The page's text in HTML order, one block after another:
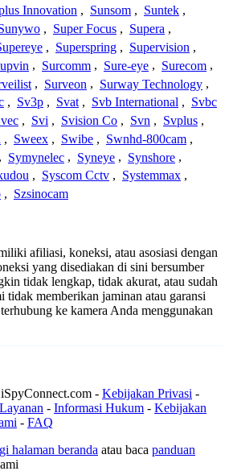
Innovation , Sunsom , Suntek ,
, Super Focus , Supera ,
, Superspring , Supervision ,
, Surcomm , Sure-eye , Surecom ,
, Surveon , Surway Technology ,
, Sv3p , Svat , Svb International , Svbc
, Svi , Svision Co , Svn , Svplus ,
, Sweex , Swibe , Swnhd-800cam ,
, Symynelec , Syneye , Synshore ,
, Syscom Cctv , Systemmax ,
, Szsinocam
afiliasi, koneksi, atau asosiasi dengan
yang disediakan di sini bersumber
tidak lengkap, tidak akurat, atau sudah
tidak memberikan jaminan atau garansi
ke kamera Anda menggunakan
- Kebijakan Privasi -
- Informasi Hukum - Kebijakan
- FAQ
halaman beranda atau baca panduan